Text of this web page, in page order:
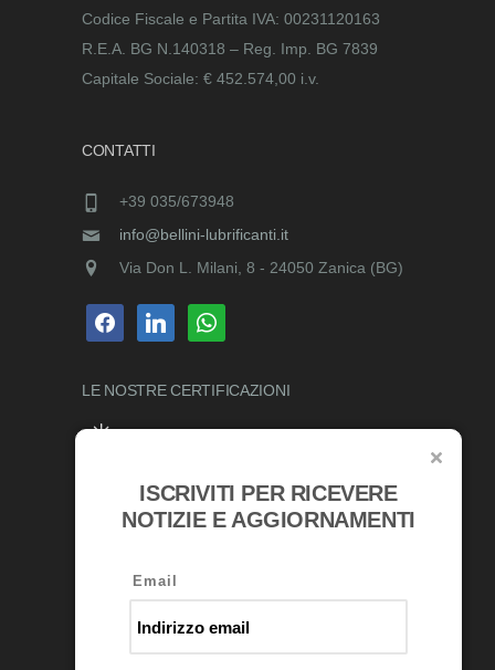
Codice Fiscale e Partita IVA: 00231120163
R.E.A. BG N.140318 – Reg. Imp. BG 7839
Capitale Sociale: € 452.574,00 i.v.
CONTATTI
+39 035/673948
info@bellini-lubrificanti.it
Via Don L. Milani, 8 - 24050 Zanica (BG)
facebooklinkedin whatsapp
LE NOSTRECERTIFICAZIONI
RICONOSCIMENTI
ISCRIVITI PER RICEVERE
NOTIZIE E AGGIORNAMENTI
Email